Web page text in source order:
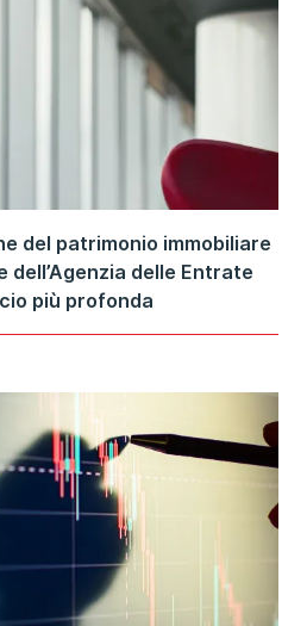
del patrimonio immobiliare
dell’Agenzia delle Entrate
più profonda